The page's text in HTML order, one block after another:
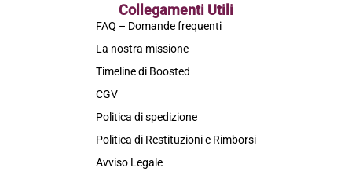
Collegamenti Utili
FAQ – Domande frequenti
La nostra missione
Timeline di Boosted
CGV
Politica di spedizione
Politica di Restituzioni e Rimborsi
Avviso Legale